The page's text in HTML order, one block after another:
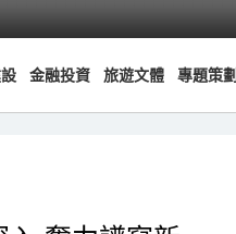
金融投資 旅遊文體 專題策劃